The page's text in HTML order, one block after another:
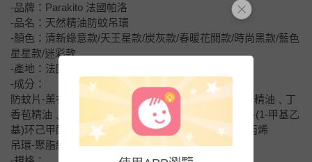
-品牌：Parakito 法國帕洛
-品名：天然精油防蚊吊環
-顏色：清新綠意款/天王星款/炭灰款/春暖花開款/時尚黑款/藍色
星星款/迷彩款
-產地：法國
-成分：
防蚊片-薰衣草精油﹑香茅精油﹑天竺葵精油﹑松節油精油﹑丁
香苞精油﹑薄荷精油﹑廣藿香精油﹑N-乙基-5-甲基-2-(1-甲基乙
基)环己甲酰胺﹑香草醛﹑乙烯-醋酸乙烯共聚物﹑聚丙烯
吊環-聚脂纖維﹑鋁合金